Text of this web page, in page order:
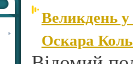
Великдень
Оскара